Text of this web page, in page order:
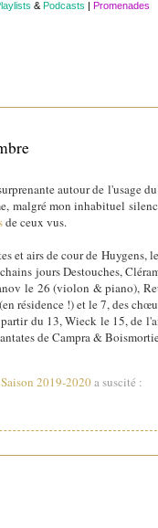
& Podcasts | Promenades
autour de l'usage
malgré mon inhabituel
de ceux vus.
et airs de cour de
jours Destouches,
le 26 (violon & piano),
résidence !) et le 7, des
du 13, Wieck le 15, de
de Campra &
Saison 2019-2020a suscité :